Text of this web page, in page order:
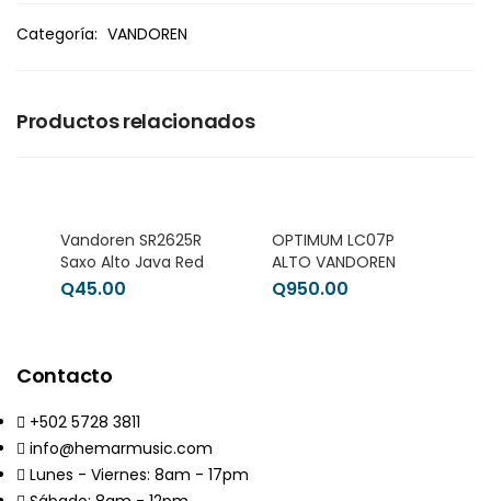
Categoría: VANDOREN
Productos relacionados
Vandoren SR2625R
Saxo Alto Java Red
Q45.00
OPTIMUM LC07P
ALTO VANDOREN
Q950.00
Contacto
+502 5728 3811
info@hemarmusic.com
Lunes - Viernes: 8am - 17pm